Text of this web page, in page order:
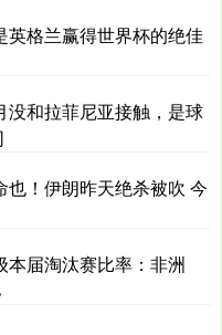
英格兰赢得世界杯的绝佳
没和拉菲尼亚接触，是球
！伊朗昨天绝杀被吹 今
本届淘汰赛比率：非洲